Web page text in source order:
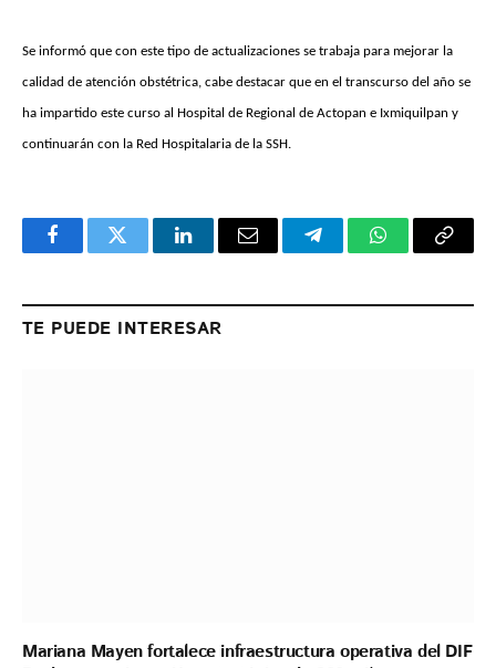
Se informó que con este tipo de actualizaciones se trabaja para mejorar la
calidad de atención obstétrica, cabe destacar que en el transcurso del año se
ha impartido este curso al Hospital de Regional de Actopan e Ixmiquilpan y
continuarán con la Red Hospitalaria de la SSH.
FacebookTwitter LinkedInEmail TelegramWhatsApp
Copy
TE PUEDE INTERESAR
Mariana Mayen fortalece infraestructura operativa del DIF